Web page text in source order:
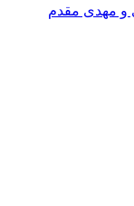
مقدم